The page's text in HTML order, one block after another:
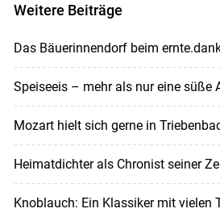
Weitere Beiträge
Das Bäuerinnendorf beim
Speiseeis – mehr als nur eine süße
Mozart hielt sich gerne in
Heimatdichter als Chronist seiner
Knoblauch: Ein Klassiker mit vielen